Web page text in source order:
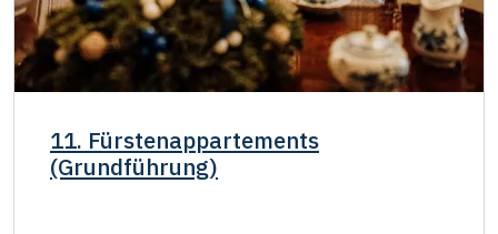
11. Fürstenappartements
(Grundführung)